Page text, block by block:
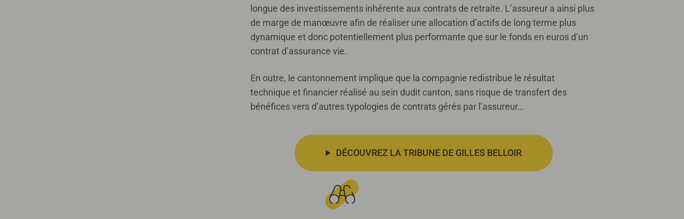
longue des investissements inhérente aux contrats de retraite. L’assureur a ainsi plus
de marge de manœuvre afin de réaliser une allocation d’actifs de long terme plus
dynamique et donc potentiellement plus performante que sur le fonds en euros d’un
contrat d’assurance vie.
En outre, le cantonnement implique que la compagnie redistribue le résultat
technique et financier réalisé au sein dudit canton, sans risque de transfert des
bénéfices vers d’autres typologies de contrats gérés par l’assureur…
DÉCOUVREZ LA TRIBUNE DE GILLES BELLOIR